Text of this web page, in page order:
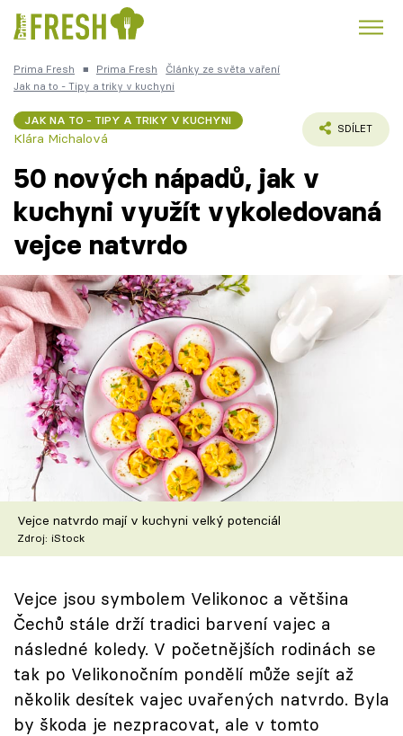
Trendy: Kuře Polévky k večeři
Česká kuchyně Čokoláda
Témata
Recepty
Články
TV Program
Škola vaření
Recepty z TV
Speciál: Cuketa
Těhotnej kuchař
Sledujte prima+
Přihlášení
Sledujte nás
Prima Fresh ■ Prima Fresh
Články ze světa vaření
Jak na to - Tipy a triky v kuchyni
JAK NA TO - TIPY A TRIKY V KUCHYNI
Klára Michalová
SDÍLET
50 nových nápadů, jak v
kuchyni využít vykoledovaná
vejce natvrdo
Vejce natvrdo mají v kuchyni velký potenciál
Zdroj: iStock
Vejce jsou symbolem Velikonoc a většina
Čechů stále drží tradici barvení vajec a
následné koledy. V početnějších rodinách se
tak po Velikonočním pondělí může sejít až
několik desítek vajec uvařených natvrdo. Byla
by škoda je nezpracovat, ale v tomto